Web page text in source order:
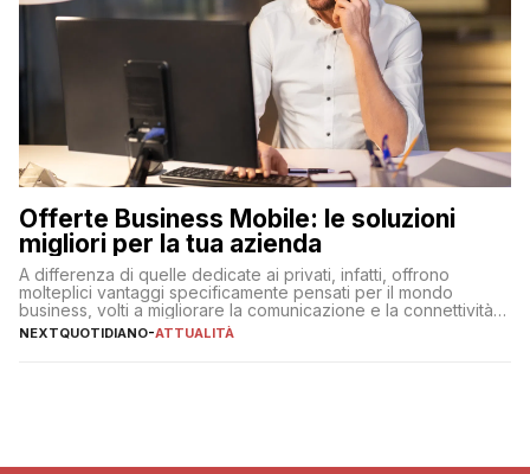
Offerte Business Mobile: le soluzioni
migliori per la tua azienda
A differenza di quelle dedicate ai privati, infatti, offrono
molteplici vantaggi specificamente pensati per il mondo
business, volti a migliorare la comunicazione e la connettività
degli utenti
NEXTQUOTIDIANO-ATTUALITÀ